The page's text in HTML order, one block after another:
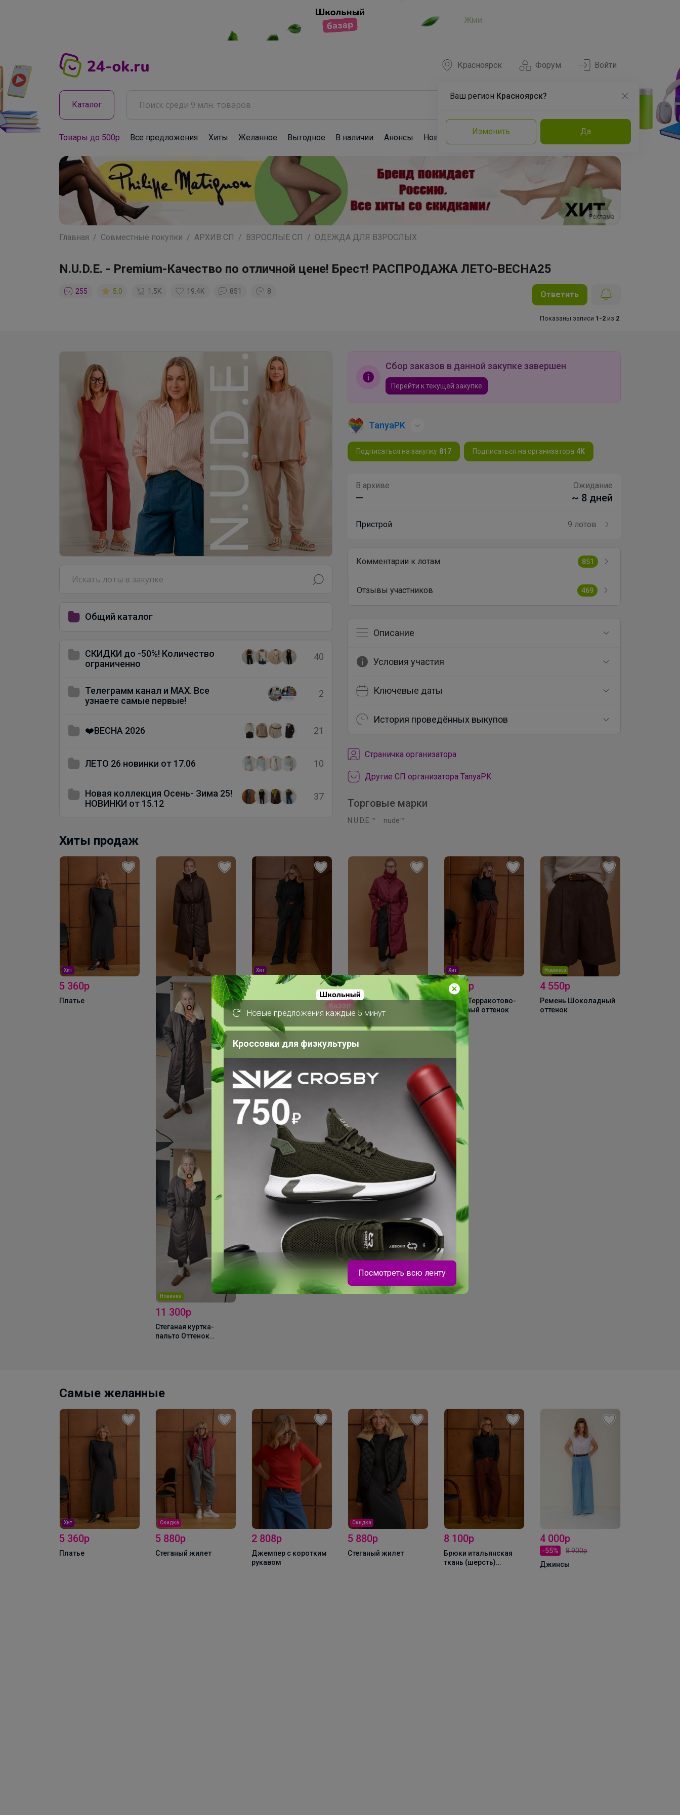
Жми
Форум
Красноярск
Ваш регион Красноярск?
Изменить Да
Войти
Каталог
Товары до 500р Все предложения Хиты Желанное Выгодное В наличии Анонсы Новости Команда Эксперты
Реклама
Главная Совместные покупки АРХИВ СП ВЗРОСЛЫЕ СП ОДЕЖДА ДЛЯ ВЗРОСЛЫХ
N.U.D.E. - Premium-Качество по отличной цене! Брест! РАСПРОДАЖА ЛЕТО-ВЕСНА25
255 5.0 1.5K 19.4K 851 8 Ответить
Показаны записи 1-2 из 2
Общий каталог
СКИДКИ до -50%! Количество
ограниченно
40
Телеграмм канал и MAX. Все
узнаете самые первые!
2
❤️ВЕСНА 2026 21
ЛЕТО 26 новинки от 17.06 10
Новая коллекция Осень- Зима 25!
НОВИНКИ от 15.12
37
Сбор заказов в данной закупке завершен
Перейти к текущей закупке
TanyaPK
Подписаться на закупку 817 Подписаться на организатора 4K
В архиве
—
Ожидание
~ 8 дней
Пристрой 9 лотов
Комментарии к лотам 851
Отзывы участников 469
Описание
Условия участия
Ключевые даты
История проведённых выкупов
Cтраничка организатора
Другие СП организатора TanyaPK
Торговые марки
N.U.D.E.™ nude™
Хиты продаж
8 300р
Брюки
9 350р
Стеганая куртка-
пальто в красном
оттенке
8 500р
Брюки Терракотово-
бордовый оттенок
Новинка
4 550р
Ремень Шоколадный
оттенок
4 200р
-22%
5 380р
Платья миди NUDE
Самые желанные
Скидка
5 880р
Стеганый жилет
2 808р
Джемпер с коротким
5 880р
Стеганый жилет
8 100р
Брюки итальянская
4 000р
-55%
8 900р
Джинсы
3 100р
-30%
4 400р
Жилет
Новые предложения каждые 5 минут
Кроссовки для физкультуры
Посмотреть всю ленту